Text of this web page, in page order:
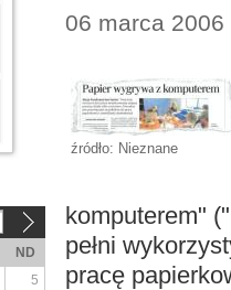
06 marca
źródło: Nieznane
komputerem"
pełni
pracę
ND
5